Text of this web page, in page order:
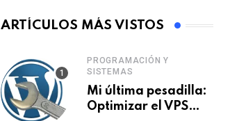
ARTÍCULOS MÁS VISTOS
PROGRAMACIÓN Y
SISTEMAS
Mi última pesadilla:
Optimizar el VPS